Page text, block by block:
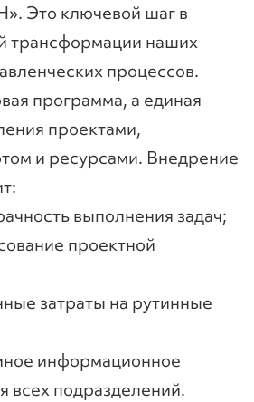
Это ключевой шаг в
трансформации наших
процессов.
программа, а единая
проектами,
и ресурсами. Внедрение
выполнения задач;
проектной
затраты на рутинные
информационное
всех подразделений.